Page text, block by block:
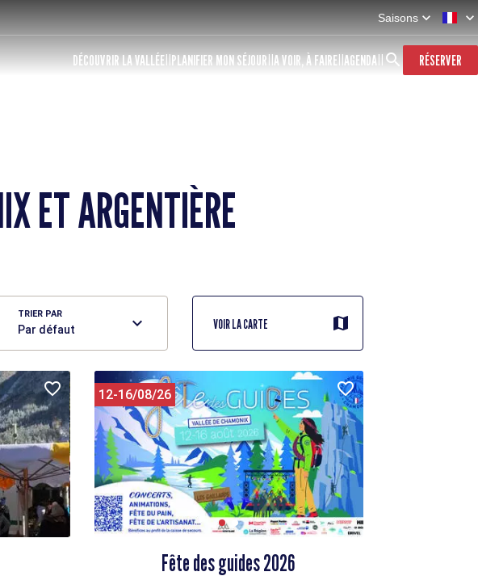
Saisons
DÉCOUVRIR LA VALLÉE PLANIFIER MON SÉJOUR A VOIR, À FAIRE AGENDA RÉSERVER
ET ARGENTIÈRE
TRIER PAR
VOIR LA CARTE
12-16/08/26
Fête des guides 2026